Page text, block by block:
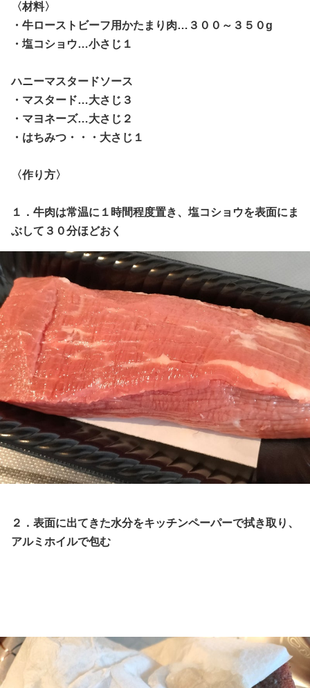
〈材料〉
・牛ローストビーフ用かたまり肉…３００～３５０g
・塩コショウ…小さじ１
ハニーマスタードソース
・マスタード…大さじ３
・マヨネーズ…大さじ２
・はちみつ・・・大さじ１
〈作り方〉
１．牛肉は常温に１時間程度置き、塩コショウを表面にま
ぶして３０分ほどおく
２．表面に出てきた水分をキッチンペーパーで拭き取り、
アルミホイルで包む